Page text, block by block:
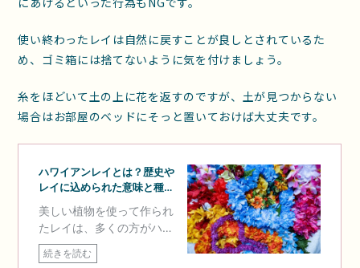
使い終わったレイは自然に戻すことが良しとされているた
め、ゴミ箱には捨てないように気を付けましょう。
糸をほどいて土の上に花を返すのですが、土が見つからない
場合はお部屋のベッドにそっと置いておけば大丈夫です。